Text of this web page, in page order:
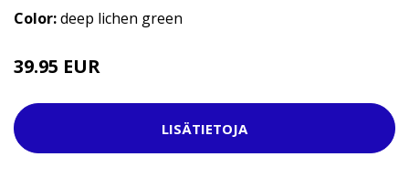
Color:deep lichen green
39.95 EUR
LISÄTIETOJA